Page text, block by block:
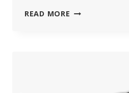
READ MORE ΜΕΛΈΤΗ